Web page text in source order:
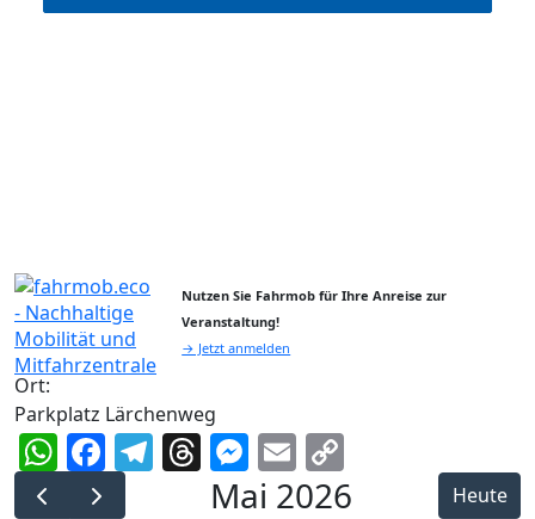
Nutzen Sie Fahrmob für Ihre Anreise zur
Veranstaltung!
→ Jetzt anmelden
Ort:
Parkplatz Lärchenweg
WhatsApp
Facebook
Telegram
Threads
Messenger
Email
Link
Mai 2026 Heute